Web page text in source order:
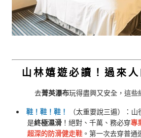
山林嬉遊必讀！過來
去菁英瀑布玩得盡興又安全，這些
鞋！鞋！鞋！
（太重要說三遍）：
是終極濕滑！絕對、千萬、務必穿專
超深的防滑健走鞋。第一次去穿普通